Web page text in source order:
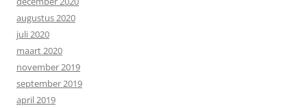
augustus 2020
juli 2020
maart 2020
november 2019
september 2019
april 2019